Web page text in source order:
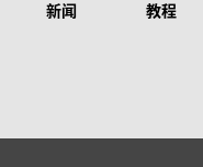
新闻 教程